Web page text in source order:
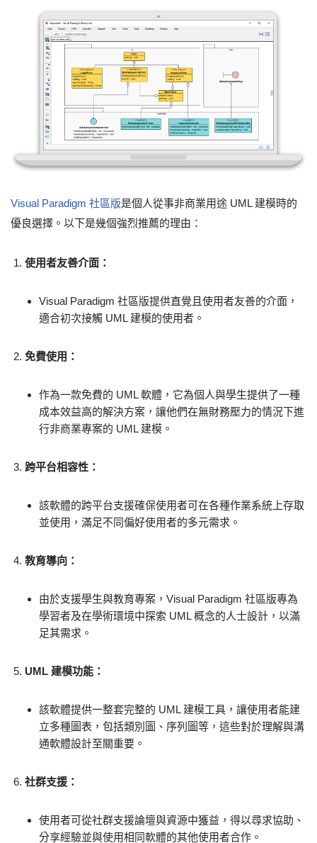
Visual Paradigm 社區版是個人從事非商業用途 UML 建模時的
優良選擇。以下是幾個強烈推薦的理由：
使用者友善介面：
Visual Paradigm 社區版提供直覺且使用者友善的介面，
適合初次接觸 UML 建模的使用者。
免費使用：
作為一款免費的 UML 軟體，它為個人與學生提供了一種
成本效益高的解決方案，讓他們在無財務壓力的情況下進
行非商業專案的 UML 建模。
跨平台相容性：
該軟體的跨平台支援確保使用者可在各種作業系統上存取
並使用，滿足不同偏好使用者的多元需求。
教育導向：
由於支援學生與教育專案，Visual Paradigm 社區版專為
學習者及在學術環境中探索 UML 概念的人士設計，以滿
足其需求。
UML 建模功能：
該軟體提供一整套完整的 UML 建模工具，讓使用者能建
立多種圖表，包括類別圖、序列圖等，這些對於理解與溝
通軟體設計至關重要。
社群支援：
使用者可從社群支援論壇與資源中獲益，得以尋求協助、
分享經驗並與使用相同軟體的其他使用者合作。